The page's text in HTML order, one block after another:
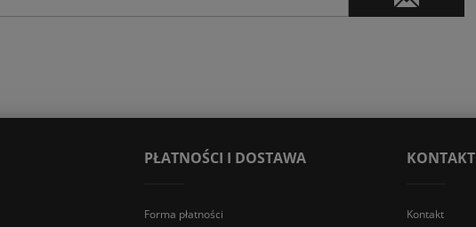
PŁATNOŚCI I DOSTAWA
Forma płatności
KONTAKT
Kontakt